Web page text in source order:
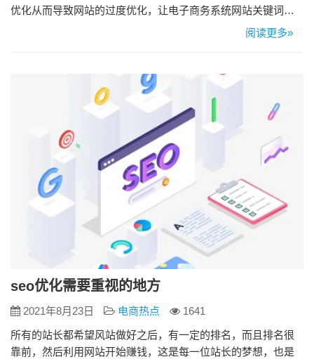
优化从而导致网站的过度优化，让电子商务系统网站关键词的
排名停止不前或者造成关键词落后，所以在发现关键词落后之
排名的重要因素，如果网站的服务器不稳定的话，在打开网站
链接的时候速度过…
阅读更多»
seo优化需要重视的地方
2021年8月23日 电商热点
1641
所有的站长都希望风站做好之后，有一定的排名，而且排名很
靠前，然后利用网站开始赚钱，这是每一位站长的梦想，也是